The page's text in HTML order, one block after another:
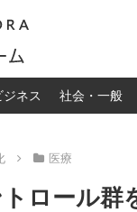
ジネス 社会・一般
医療
ロール群